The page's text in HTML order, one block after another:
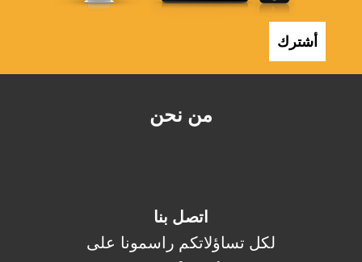
من نحن
اتصل بنا
لكل تساؤلاتكم راسمونا على
أشترك